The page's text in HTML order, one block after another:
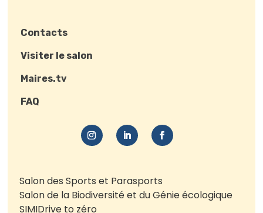
Contacts
Visiter le salon
Maires.tv
FAQ
Salon des Sports et Parasports
Salon de la Biodiversité et du Génie écologique
SIMIDrive to zéro